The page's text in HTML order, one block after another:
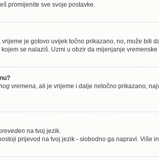
promijenite sve svoje postavke.
je gotovo uvijek točno prikazano, no, može biti
se nalaziš. Uzmi u obzir da mijenjanje
vremena , ali je vrijeme i dalje netočno prikazano,
na tvoj jezik.
prijevod na tvoj jezik - slobodno ga napravi. Više